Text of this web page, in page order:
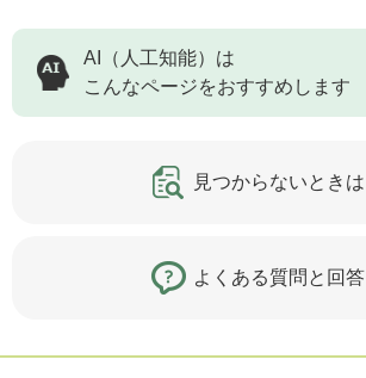
AI（人工知能）は
こんなページをおすすめします
見つからないときは
よくある質問と回答